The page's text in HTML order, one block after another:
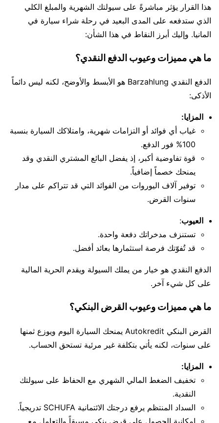
هذا القرار يؤثر مباشرةً على سيولتك الشهرية والمبلغ الكلي
الذي ستدفعه على المدى البعيد في رحلة شراء سيارة في
المانيا. وإليك أبرز النقاط في هذا الشأن:
ما هي مميزات وعيوب الدفع النقدي؟
الدفع النقدي Barzahlung هو الأبسط والأوضح، لكنه ليس دائماً
الأذكى:
المزايا:
غياب أي فوائد أو التزامات شهرية، وامتلاكك السيارة بنسبة
100% فور الدفع.
قوة تفاوضية أكبر، إذ يفضل البائع المشتري النقدي وقد
يمنحك خصماً إضافياً.
توفير آلاف اليوروات من الفوائد التي قد تتراكم على مدار
سنوات القرض.
العيوب:
تستنزف مدخراتك دفعة واحدة.
قد تُفوّتك فرصة استثمارها بعائد أفضل.
الدفع النقدي هو خيار من يملك السيولة ويقدم الحرية المالية
على كل شيء آخر.
ما هي مميزات وعيوب القرض البنكي؟
القرض البنكي Autokredit يمنحك السيارة اليوم ويوزع ثمنها
على سنوات، لكنه يأتي بتكلفة غير مرئية تستحق الحساب.
المزايا:
تخفيف الضغط المالي الشهري مع الحفاظ على سيولتك
النقدية.
السداد المنتظم يرفع درجتك الائتمانية SCHUFA تدريجياً.
إمكانية الحصول على قرض بنكي مسبقاً والتعامل مع